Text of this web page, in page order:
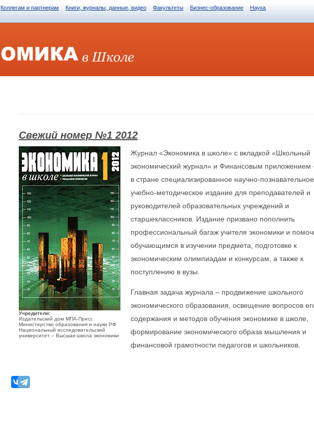
Коллегам и партнерам Книги, журналы, данные, видео Факультеты Бизнес-образование Наука
Свежий номер №1 2012
Учредители:
Издательский дом МПА-Пресс
Министерство образования и науки РФ
Национальный исследовательский
университет – Высшая школа экономики
Журнал «Экономика в школе» с вкладкой «Школьный
экономический журнал» и Финансовым приложением
в стране специализированное научно-
учебно-методическое издание для преподавателей и
руководителей образовательных учреждений и
старшеклассников. Издание призвано пополнить
профессиональный багаж учителя экономики и
обучающимся в изучении предмета, подготовке к
экономическим олимпиадам и конкурсам, а также к
поступлению в вузы.
Главная задача журнала – продвижение школьного
экономического образования, освещение вопросов
содержания и методов обучения экономике в школе,
формирование экономического образа мышления и
финансовой грамотности педагогов и школьников.